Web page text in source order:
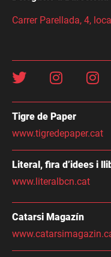
Carrer Parellada, 4,
Tigre de Paper
www.tigredepaper.cat
Literal, fira d’idees i
www.literalbcn.cat
Catarsi Magazín